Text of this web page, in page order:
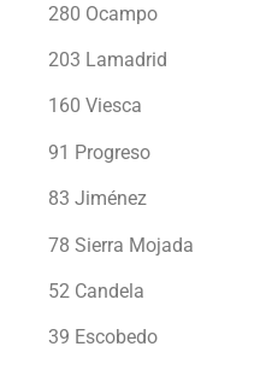
280 Ocampo
203 Lamadrid
160 Viesca
91 Progreso
83 Jiménez
78 Sierra Mojada
52 Candela
39 Escobedo